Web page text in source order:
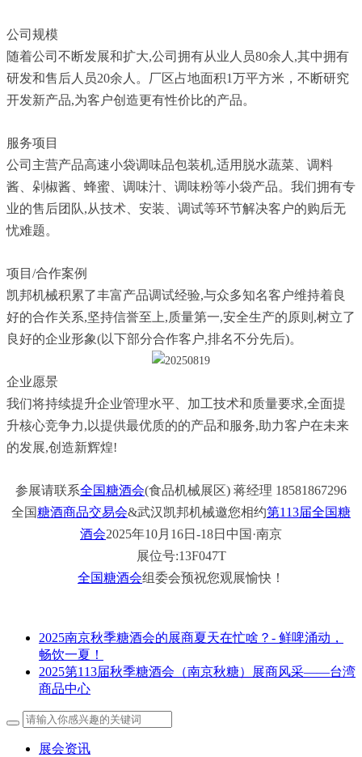
公司规模
随着公司不断发展和扩大,公司拥有从业人员80余人,其中拥有
研发和售后人员20余人。厂区占地面积1万平方米，不断研究
开发新产品,为客户创造更有性价比的产品。
服务项目
公司主营产品高速小袋调味品包装机,适用脱水蔬菜、调料
酱、剁椒酱、蜂蜜、调味汁、调味粉等小袋产品。我们拥有专
业的售后团队,从技术、安装、调试等环节解决客户的购后无
忧难题。
项目/合作案例
凯邦机械积累了丰富产品调试经验,与众多知名客户维持着良
好的合作关系,坚持信誉至上,质量第一,安全生产的原则,树立了
良好的企业形象(以下部分合作客户,排名不分先后)。
企业愿景
我们将持续提升企业管理水平、加工技术和质量要求,全面提
升核心竞争力,以提供最优质的的产品和服务,助力客户在未来
的发展,创造新辉煌!
参展请联系全国糖酒会(食品机械展区) 蒋经理 18581867296
全国糖酒商品交易会&武汉凯邦机械邀您相约第113届全国糖
酒会2025年10月16日-18日中国·南京
展位号:13F047T
全国糖酒会组委会预祝您观展愉快！
2025南京秋季糖酒会的展商夏天在忙啥？- 鲜啤涌动，
畅饮一夏！
2025第113届秋季糖酒会（南京秋糖）展商风采——台湾
商品中心
展会资讯